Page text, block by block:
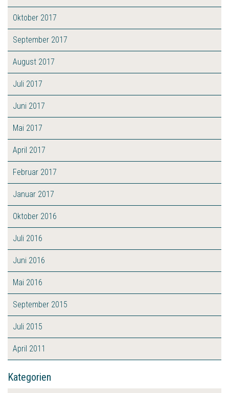
Oktober 2017
September 2017
August 2017
Juli 2017
Juni 2017
Mai 2017
April 2017
Februar 2017
Januar 2017
Oktober 2016
Juli 2016
Juni 2016
Mai 2016
September 2015
Juli 2015
April 2011
Kategorien